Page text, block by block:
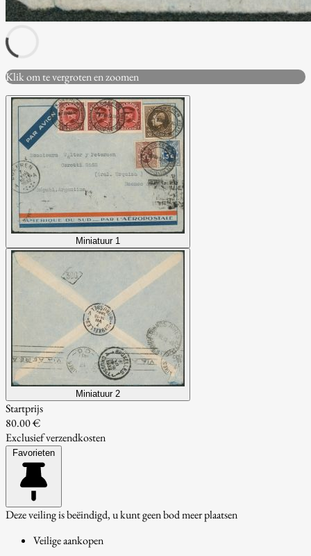
Klik om te vergroten en zoomen
Miniatuur 1
Miniatuur 2
Startprijs
80.00 €
Exclusief verzendkosten
Favorieten
Deze veiling is beëindigd, u kunt geen bod meer plaatsen
Veilige aankopen